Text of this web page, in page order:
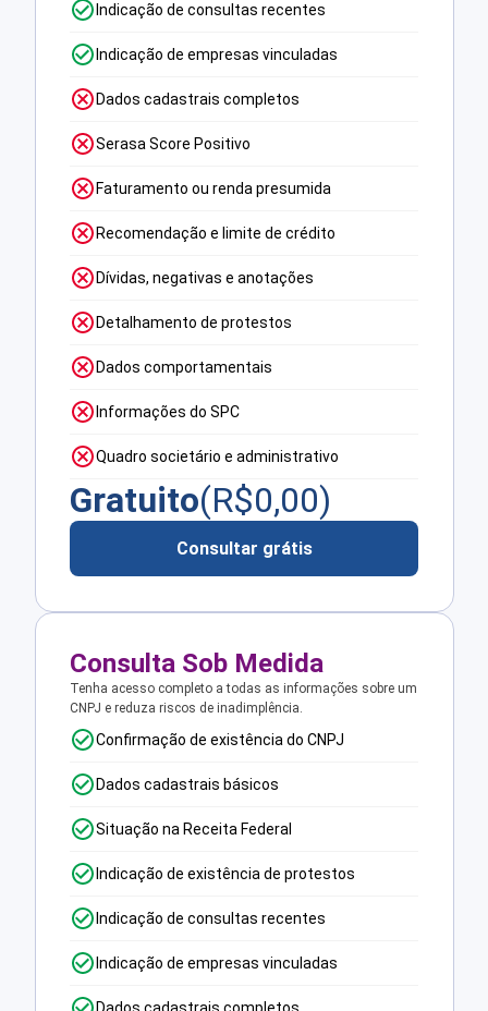
Indicação de consultas recentes
Indicação de empresas vinculadas
Dados cadastrais completos
Serasa Score Positivo
Faturamento ou renda presumida
Recomendação e limite de crédito
Dívidas, negativas e anotações
Detalhamento de protestos
Dados comportamentais
Informações do SPC
Quadro societário e administrativo
Gratuito(R$0,00)
Consultar grátis
Consulta Sob Medida
Tenha acesso completo a todas as informações sobre um
CNPJ e reduza riscos de inadimplência.
Confirmação de existência do CNPJ
Dados cadastrais básicos
Situação na Receita Federal
Indicação de existência de protestos
Indicação de consultas recentes
Indicação de empresas vinculadas